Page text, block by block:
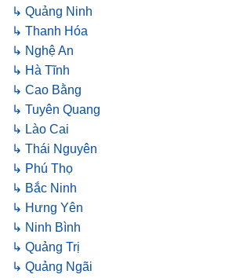
↳ Quảng Ninh
↳ Thanh Hóa
↳ Nghệ An
↳ Hà Tĩnh
↳ Cao Bằng
↳ Tuyên Quang
↳ Lào Cai
↳ Thái Nguyên
↳ Phú Thọ
↳ Bắc Ninh
↳ Hưng Yên
↳ Ninh Bình
↳ Quảng Trị
↳ Quảng Ngãi